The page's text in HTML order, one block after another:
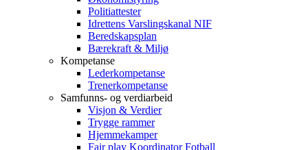
Politiattester
Idrettens Varslingskanal NIF
Beredskapsplan
Bærekraft & Miljø
Kompetanse
Lederkompetanse
Trenerkompetanse
Samfunns- og verdiarbeid
Visjon & Verdier
Trygge rammer
Hjemmekamper
Fair play Koordinator Fotball